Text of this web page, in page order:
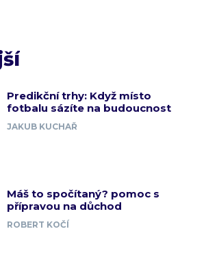
Predikční trhy: Když místo
fotbalu sázíte na budoucnost
JAKUB KUCHAŘ
Máš to spočítaný? pomoc s
přípravou na důchod
ROBERT KOČÍ